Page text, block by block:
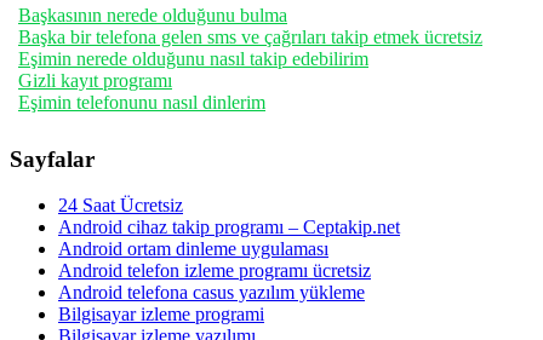
Başkasının nerede olduğunu bulma
Başka bir telefona gelen sms ve çağrıları takip etmek ücretsiz
Eşimin nerede olduğunu nasıl takip edebilirim
Gizli kayıt programı
Eşimin telefonunu nasıl dinlerim
Sayfalar
24 Saat Ücretsiz
Android cihaz takip programı – Ceptakip.net
Android ortam dinleme uygulaması
Android telefon izleme programı ücretsiz
Android telefona casus yazılım yükleme
Bilgisayar izleme programi